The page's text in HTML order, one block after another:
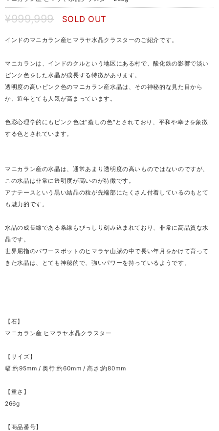
¥999,999 SOLD OUT
インドのマニカラン産ヒマラヤ水晶クラスターのご紹介です。
マニカランは、インドのクルという地区にある村で、酸化鉄の影響で淡い
ピンク色をした水晶が成長する特徴があります。
透明度の高いピンク色のマニカラン産水晶は、その神秘的な見た目から
か、近年とても人気が高まっています。
色彩心理学的にもピンク色は"癒しの色"とされており、平和や幸せを象徴
する色とされています。
マニカラン産の水晶は、通常あまり透明度の高いものではないのですが、
この水晶は非常に透明度が高いのが特徴です。
アナテースという黒い結晶の粒が先端部にたくさん付着しているのもとて
も魅力的です。
水晶の成長線である条線もびっしり刻み込まれており、非常に高品質な水
晶です。
世界屈指のパワースポットのヒマラヤ山脈の中で長い年月をかけて育って
きた水晶は、とても神秘的で、強いパワーを持っているようです。
【石】
マニカラン産 ヒマラヤ水晶クラスター
【サイズ】
幅:約95mm / 奥行:約60mm / 高さ:約80mm
【重さ】
266g
【商品番号】